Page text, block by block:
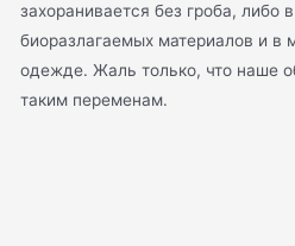
захоранивается без гроба, либо
биоразлагаемых материалов и в
одежде. Жаль только, что наше
таким переменам.